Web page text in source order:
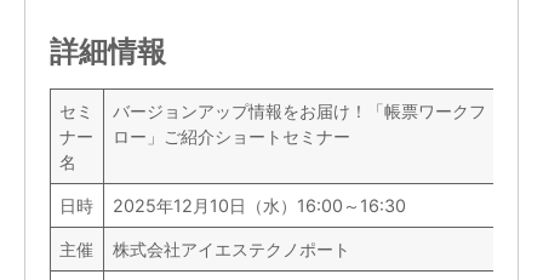
詳細情報
セミ
ナー
名
バージョンアップ情報をお届け！「帳票ワークフ
ロー」ご紹介ショートセミナー
日時 2025年12月10日（水）16:00～16:30
主催 株式会社アイエステクノポート